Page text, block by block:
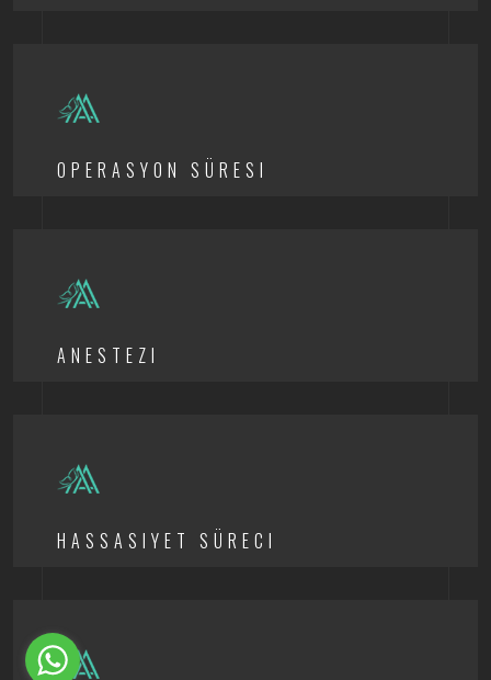
OPERASYON SÜRESI
ANESTEZI
HASSASIYET SÜRECI